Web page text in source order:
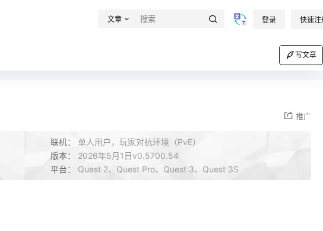
文章 登录 快速注
写文章
推广
联机： 单人用户，玩家对抗环境（PvE）
版本： 2026年5月1日v0.5700.54
平台： Quest 2、Quest Pro、Quest 3、Quest 3S